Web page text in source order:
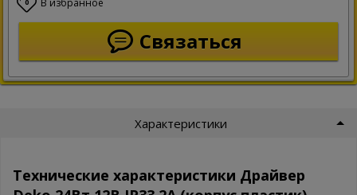
В избранное
Связаться
Характеристики
Технические характеристики Драйвер